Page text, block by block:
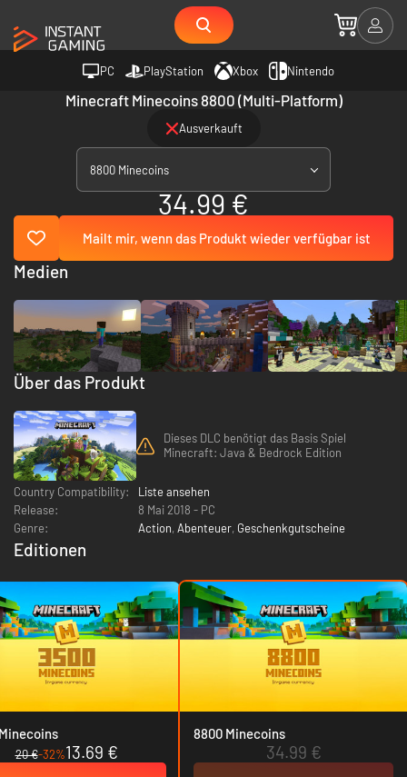
PC PlayStation Xbox Nintendo
Minecraft Minecoins 8800 (Multi-Platform)
Ausverkauft
8800 Minecoins
34.99 €
Mailt mir, wenn das Produkt wieder verfügbar ist
Über das Produkt
Dieses DLC benötigt das Basis Spiel
Minecraft: Java & Bedrock Edition
Country Compatibility:
Liste ansehen
Release:
8 Mai 2018 - PC
Genre:
Action, Abenteuer, Geschenkgutscheine
Editionen
20 €-32%13.69 €
8800 Minecoins
34.99 €
Medien